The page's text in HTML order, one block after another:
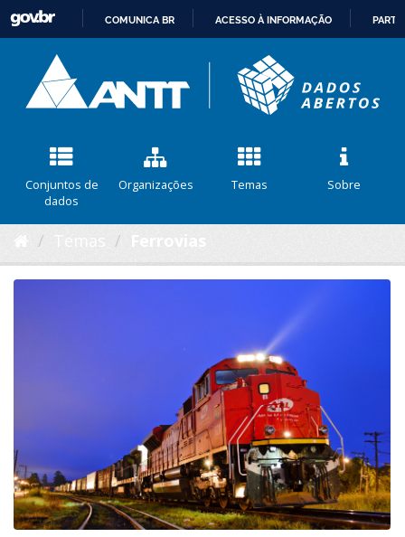
CONTEÚDO
COMUNICA BR ACESSO À INFORMAÇÃO
Conjuntos de
dados
Organizações Temas Sobre